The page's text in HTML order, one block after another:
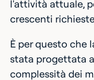
l'attività attuale,
crescenti
È per questo che
stata progettata
complessità dei